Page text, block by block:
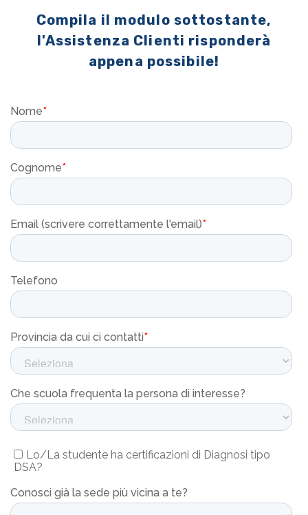
Compila il modulo sottostante,
l'Assistenza Clienti risponderà
appena possibile!